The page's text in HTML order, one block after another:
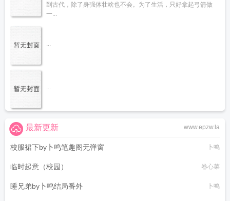
到古代，除了身强体壮啥也不会。为了生活，只好拿起弓箭做
一...
...
...
www.epzw.la
最新更新
校服裙下by卜鸣笔趣阁无弹窗 卜鸣
临时起意（校园） 卷心菜
睡兄弟by卜鸣结局番外 卜鸣